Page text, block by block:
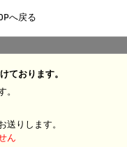
へ戻る
ております。
。
送りします。
ん